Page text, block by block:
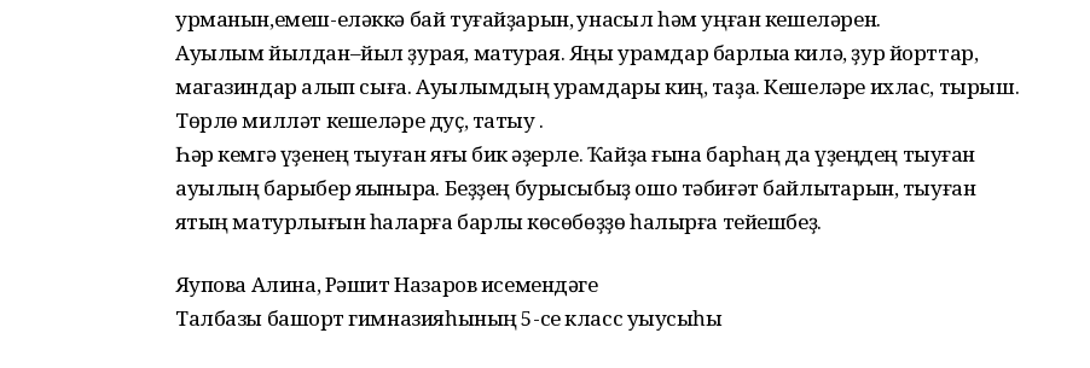
урманын,емеш-еләккә бай туғайҙарын, ҡунаҡсыл һәм уңған кешеләрен.
Ауылым йылдан–йыл ҙурая, матурая. Яңы урамдар барлыҡҡа килә, ҙур йорттар,
магазиндар ҡалҡып сыға. Ауылымдың урамдары киң, таҙа. Кешеләре ихлас, тырыш.
Төрлө милләт кешеләре дуҫ, татыу .
Һәр кемгә үҙенең тыуған яғы бик ҡәҙерле. Ҡайҙа ғына барһаң да үҙеңдең тыуған
ауылың барыбер яҡыныраҡ. Беҙҙең бурысыбыҙ ошо тәбиғәт байлыҡтарын, тыуған
яҡтың матурлығын һаҡларға барлыҡ көсөбөҙҙө һалырға тейешбеҙ.
Яҡупова Алина, Рәшит Назаров исемендәге
Талбазы башҡорт гимназияһының 5-се класс уҡыусыһы